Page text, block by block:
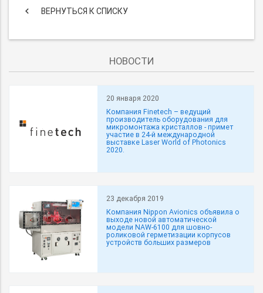
keyboard_arrow_left ВЕРНУТЬСЯ К СПИСКУ
НОВОСТИ
20 января 2020
Компания Finetech – ведущий
производитель оборудования для
микромонтажа кристаллов - примет
участие в 24-й международной
выставке Laser World of Photonics
2020.
23 декабря 2019
Компания Nippon Avionics объявила о
выходе новой автоматической
модели NAW-6100 для шовно-
роликовой герметизации корпусов
устройств больших размеров